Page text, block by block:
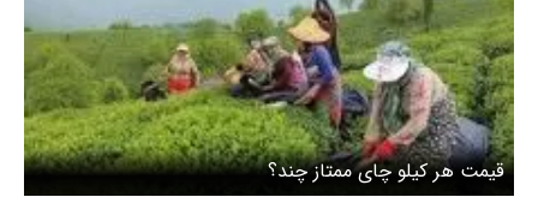
قیمت هر کیلو چای ممتاز چند؟